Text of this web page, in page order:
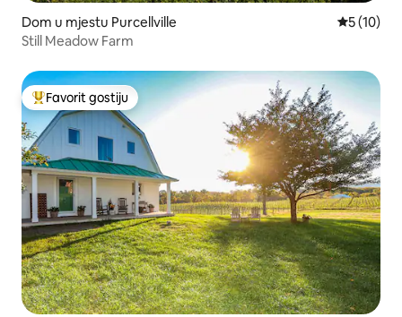
Dom u mjestu Purcellville Prosječna
5 (10)
Still Meadow Farm
Glavni favorit gostiju
Favorit gostiju